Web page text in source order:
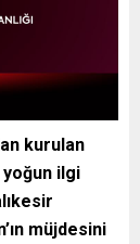
kurulan
ilgi
müjdesini